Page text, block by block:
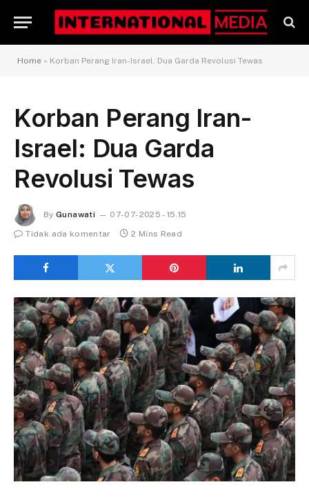
Home » Korban Perang Iran-Israel: Dua Garda Revolusi Tewas
Korban Perang Iran-
Israel: Dua Garda
Revolusi Tewas
By Gunawati
07-07-2025 - 15.15
Tidak ada komentar
2 Mins Read